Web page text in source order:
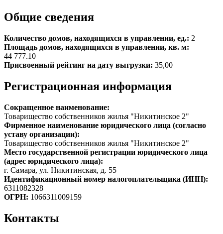
Общие сведения
Количество домов, находящихся в управлении, ед.: 2
Площадь домов, находящихся в управлении, кв. м:
44 777.10
Присвоенный рейтинг на дату выгрузки: 35,00
Регистрационная информация
Сокращенное наименование:
Товарищество собственников жилья "Никитинское 2"
Фирменное наименование юридического лица (согласно
уставу организации):
Товарищество собственников жилья "Никитинское 2"
Место государственной регистрации юридического лица
(адрес юридического лица):
г. Самара, ул. Никитинская, д. 55
Идентификационный номер налогоплательщика (ИНН):
6311082328
ОГРН: 1066311009159
Контакты